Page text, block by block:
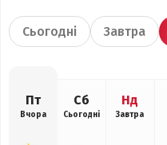
Сьогодні Завтра
Пт
Вчора
Сб
Сьогодні
Нд
Завтра